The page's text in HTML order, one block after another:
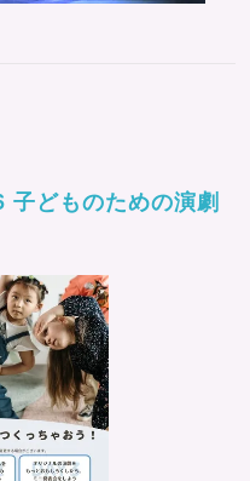
子どものための演劇